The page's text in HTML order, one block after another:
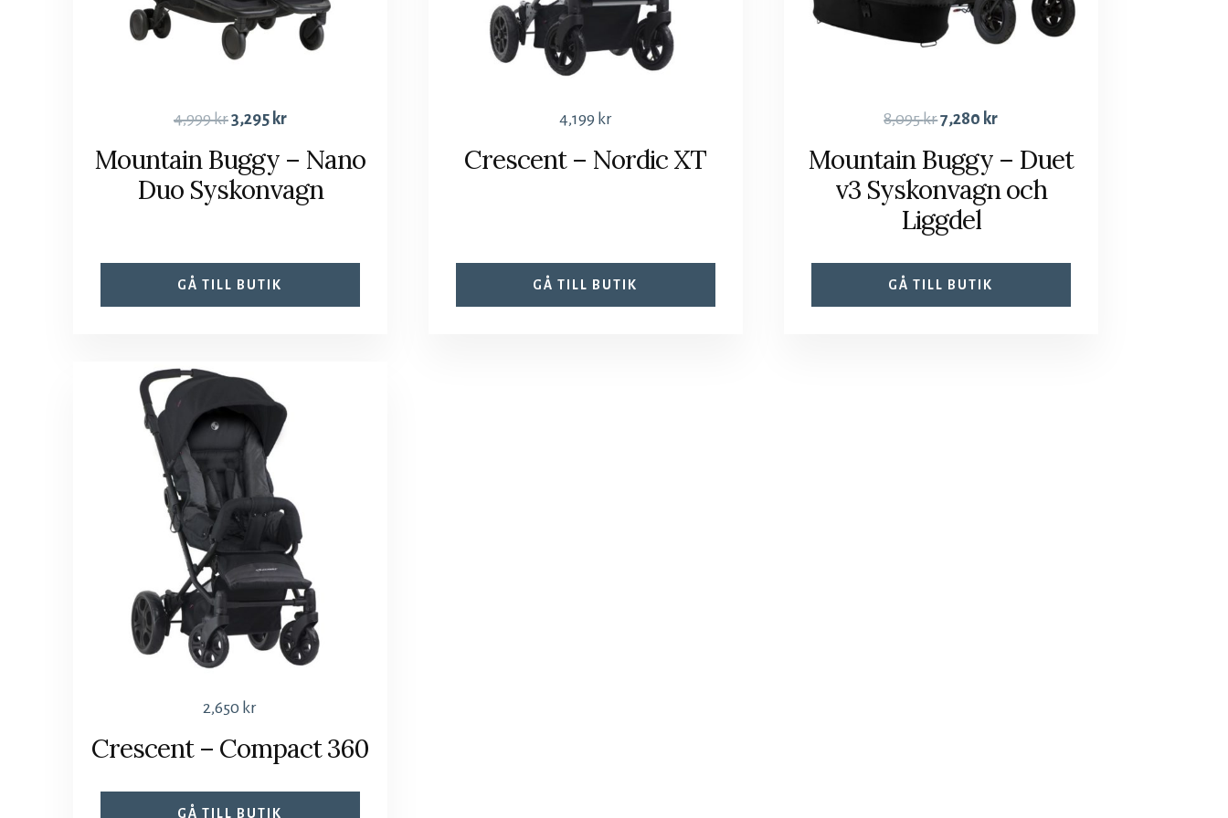
4,999kr3,295 kr
Mountain Buggy – Nano
Duo Syskonvagn
GÅ TILL BUTIK
4,199 kr
Crescent – Nordic XT
GÅ TILL BUTIK
8,095kr7,280 kr
Mountain Buggy – Duet
v3 Syskonvagn och
Liggdel
GÅ TILL BUTIK
2,650 kr
Crescent – Compact 360
GÅ TILL BUTIK